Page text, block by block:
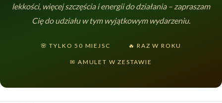
lekkości, więcej szczęścia i energii do działania – zapraszam
Cię do udziału w tym wyjątkowym wydarzeniu.
🌸 TYLKO 50 MIEJSC 🔥 RAZ W ROKU
✉ AMULET W ZESTAWIE